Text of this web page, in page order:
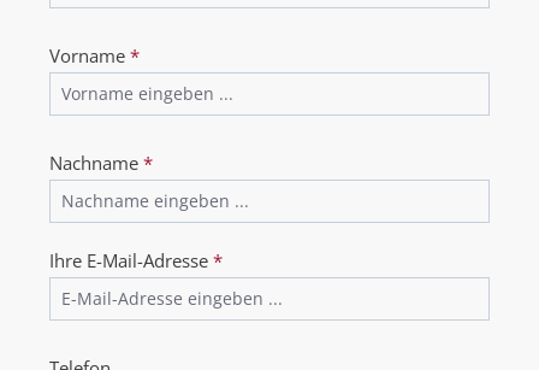
Vorname *
Nachname *
Ihre E-Mail-Adresse *